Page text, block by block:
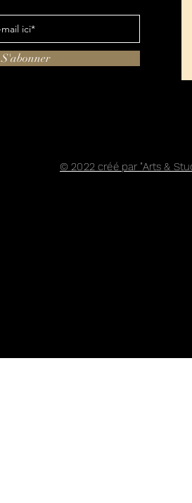
S'abonner
© 2022 créé par "Arts &